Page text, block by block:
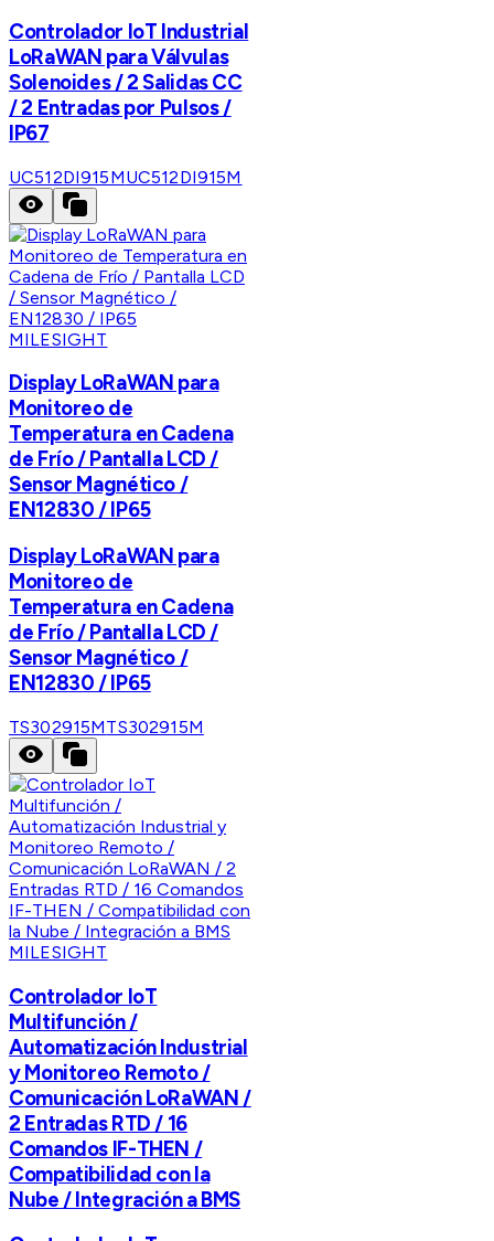
Controlador IoT Industrial
LoRaWAN para Válvulas
Solenoides / 2 Salidas CC
/ 2 Entradas por Pulsos /
IP67
UC512DI915MUC512DI915M
MILESIGHT
Display LoRaWAN para
Monitoreo de
Temperatura en Cadena
de Frío / Pantalla LCD /
Sensor Magnético /
EN12830 / IP65
Display LoRaWAN para
Monitoreo de
Temperatura en Cadena
de Frío / Pantalla LCD /
Sensor Magnético /
EN12830 / IP65
TS302915MTS302915M
MILESIGHT
Controlador IoT
Multifunción /
Automatización Industrial
y Monitoreo Remoto /
Comunicación LoRaWAN /
2 Entradas RTD / 16
Comandos IF-THEN /
Compatibilidad con la
Nube / Integración a BMS